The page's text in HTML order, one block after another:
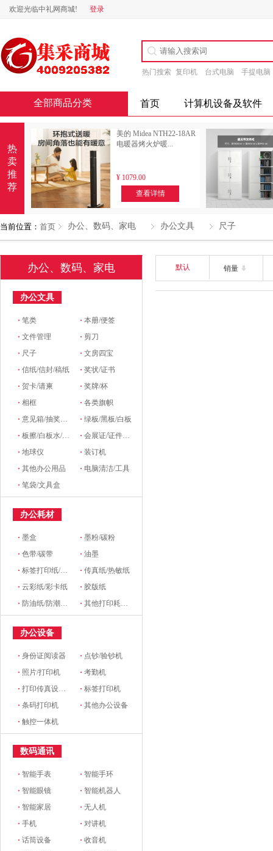
欢迎光临中礼网商城! 登录
热门搜索 复印机 台式电脑 手提电脑
全部商品分类 首页 计算机设备及软件
热
卖
推
荐
美的 Midea NTH22-18AR
电暖器烤火炉暖...
¥ 1079.00
查看详情
当前位置： 首页 办公、数码、家电 办公文具 尺子
办公、数码、家电
办公文具
·笔类 ·本册/便签
·文件管理 ·剪刀
· 尺子 ·文房四宝
·信纸/信封/稿纸 ·奖状/证书
·贺卡/请柬 ·奖牌/杯
·相框 ·各类旗帜
·意见箱/抽奖箱/信件箱 ·绿板/黑板/白板
·板擦/白板水/磁粒/磁吸 ·会展证/证件卡/卡套挂绳/席位牌
·地球仪 ·装订机
·其他办公用品 · 电脑清洁/工具
·笔袋/文具盒
办公耗材
·墨盒 ·墨粉/碳粉
·色带/碳带 ·油墨
·标签打印纸/条码纸/收银纸 ·传真纸/热敏纸
·云彩纸/彩卡纸 · 胶版纸
· 防油纸/防潮纸/淋膜纸/硅油纸 ·其他打印耗材及附件
办公设备
·身份证阅读器 · 点钞/验钞机
· 照片/打印机 ·考勤机
·打印传真设备配件 ·标签打印机
·条码打印机 ·其他办公设备
·触控一体机
数码通讯
·智能手表 ·智能手环
·智能眼镜 ·智能机器人
·智能家居 ·无人机
·手机 ·对讲机
·话筒设备 ·收音机
默认 销量